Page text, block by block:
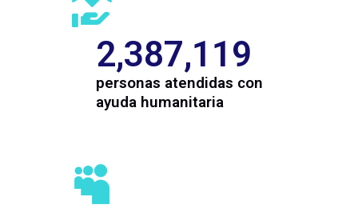
2,387,119
personas atendidas con
ayuda humanitaria